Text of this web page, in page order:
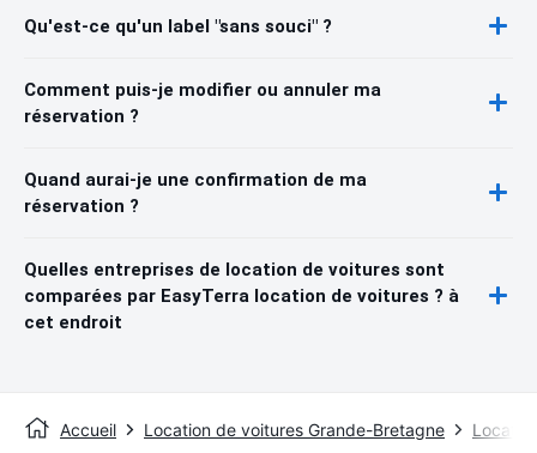
Qu'est-ce qu'un label "sans souci" ?
Comment puis-je modifier ou annuler ma
réservation ?
Quand aurai-je une confirmation de ma
réservation ?
Quelles entreprises de location de voitures sont
comparées par EasyTerra location de voitures ? à
cet endroit
Accueil Location de voitures Grande-Bretagne